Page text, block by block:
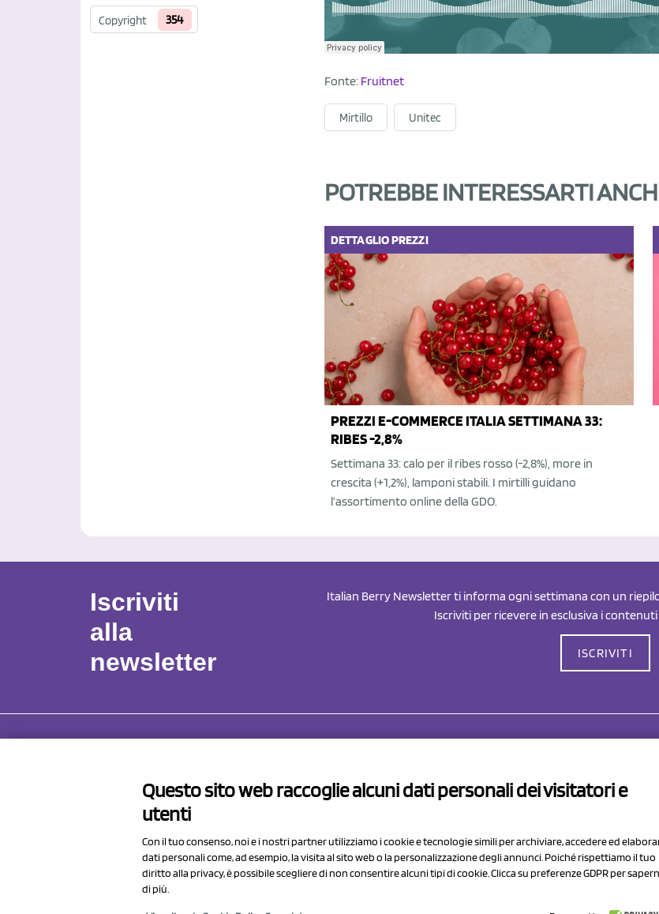
Copyright 354
Fonte: Fruitnet
Mirtillo Unitec
POTREBBE INTERESSARTI
DETTAGLIOPREZZI
PREZZI E-COMMERCE ITALIA SETTIMANA 33:
RIBES -2,8%
Settimana 33: calo per il ribes rosso (-2,8%), more in
crescita (+1,2%), lamponi stabili. I mirtilli guidano
l’assortimento online della GDO.
Iscriviti
alla
newsletter
Italian Berry Newsletter ti informa ogni settimana con un
Iscriviti per ricevere in esclusiva i
ISCRIVITI
Via Prov.le Sassuolo Vignola 315/1
REA: MO 208553
Questo sito web raccoglie alcuni dati personali dei visitatori e
utenti
Con il tuo consenso, noi e i nostri partner utilizziamo i cookie e tecnologie simili per archiviare, accedere ed
dati personali come, ad esempio, la visita al sito web o la personalizzazione degli annunci. Poiché rispettiamo il tuo
diritto alla privacy, è possibile scegliere di non consentire alcuni tipi di cookie. Clicca su preferenze GDPR per
di più.